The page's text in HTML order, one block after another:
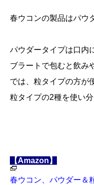
春ウコンの製品はパウ
パウダータイプは口内
ブラートで包むと飲み
では、粒タイプの方が
粒タイプの2種を使い
【Amazon】
春ウコン、パウダー＆